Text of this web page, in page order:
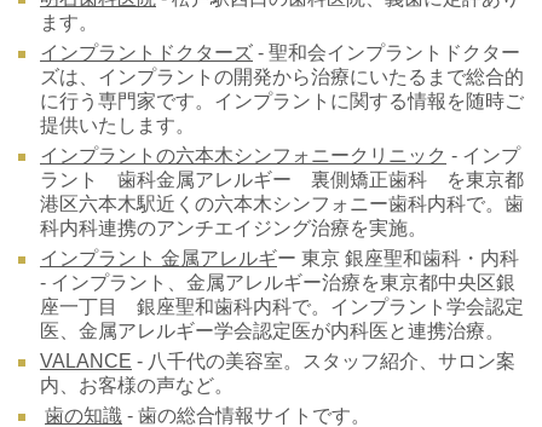
ます。
インプラントドクターズ - 聖和会インプラントドクター
ズは、インプラントの開発から治療にいたるまで総合的
に行う専門家です。インプラントに関する情報を随時ご
提供いたします。
インプラントの六本木シンフォニークリニック - インプ
ラント 歯科金属アレルギー 裏側矯正歯科 を東京都
港区六本木駅近くの六本木シンフォニー歯科内科で。歯
科内科連携のアンチエイジング治療を実施。
インプラント 金属アレルギー 東京 銀座聖和歯科・内科
- インプラント、金属アレルギー治療を東京都中央区銀
座一丁目 銀座聖和歯科内科で。インプラント学会認定
医、金属アレルギー学会認定医が内科医と連携治療。
VALANCE - 八千代の美容室。スタッフ紹介、サロン案
内、お客様の声など。
歯の知識 - 歯の総合情報サイトです。